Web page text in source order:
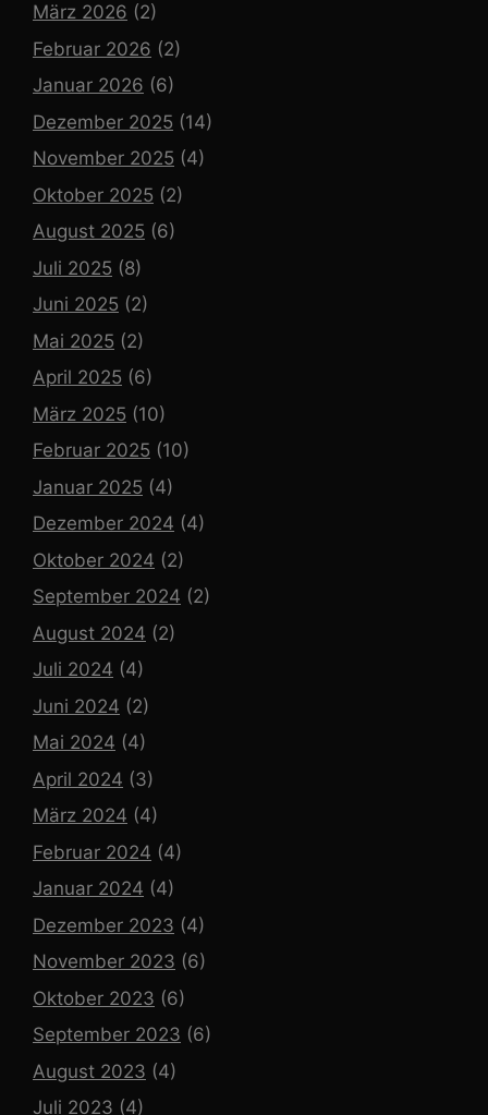
März 2026 (2)
Februar 2026 (2)
Januar 2026 (6)
Dezember 2025 (14)
November 2025 (4)
Oktober 2025 (2)
August 2025 (6)
Juli 2025 (8)
Juni 2025 (2)
Mai 2025 (2)
April 2025 (6)
März 2025 (10)
Februar 2025 (10)
Januar 2025 (4)
Dezember 2024 (4)
Oktober 2024 (2)
September 2024 (2)
August 2024 (2)
Juli 2024 (4)
Juni 2024 (2)
Mai 2024 (4)
April 2024 (3)
März 2024 (4)
Februar 2024 (4)
Januar 2024 (4)
Dezember 2023 (4)
November 2023 (6)
Oktober 2023 (6)
September 2023 (6)
August 2023 (4)
Juli 2023 (4)